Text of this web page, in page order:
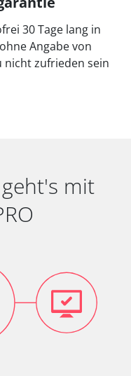
30 Tage lang in
Angabe von
nicht zufrieden sein
mit